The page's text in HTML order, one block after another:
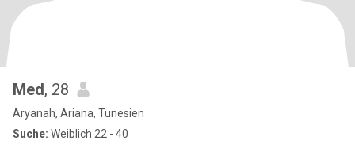
Med, 28
Aryanah, Ariana, Tunesien
Suche: Weiblich 22 - 40